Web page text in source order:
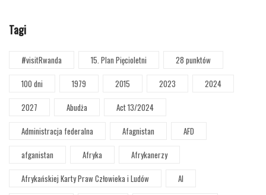
Tagi
#visitRwanda 15. Plan Pięcioletni
28 punktów
100 dni
1979 2015 2023
2024
2027
Abudża
Act 13/2024
Administracja federalna
Afagnistan
AFD
afganistan
Afryka
Afrykanerzy
Afrykańskiej Karty Praw Człowieka i Ludów
AI